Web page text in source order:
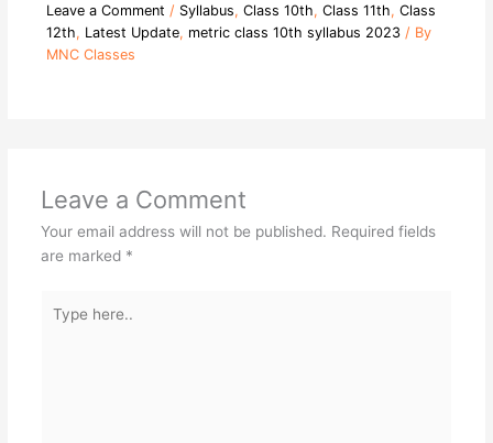
Leave a Comment / Syllabus, Class 10th, Class 11th, Class
12th, Latest Update, metric class 10th syllabus 2023/ By
MNC Classes
Leave a Comment
Your email address will not be published. Required fields
are marked *
here..